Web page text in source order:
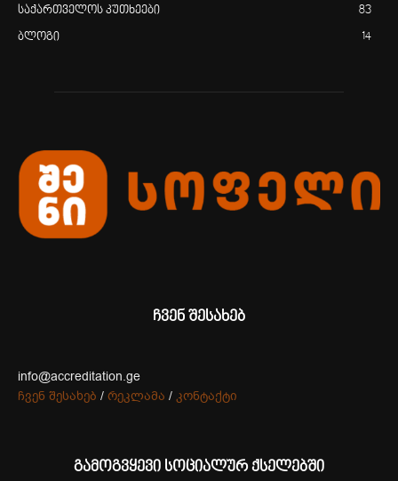
საქართველოს კუთხეები 83
ბლოგი 14
ჩვენ შესახებ
info@accreditation.ge
ჩვენ შესახებ / რეკლამა / კონტაქტი
გამოგვყევი სოციალურ ქსელებში